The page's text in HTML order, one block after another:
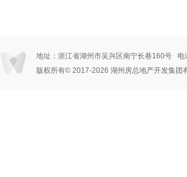
地址：浙江省湖州市吴兴区南宁长巷160号
版权所有© 2017-2026 湖州房总地产开发集团